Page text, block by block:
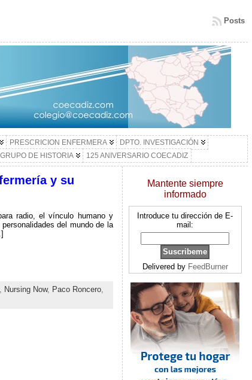
Posts
PRESCRICION ENFERMERA
DPTO. INVESTIGACIÓN
GRUPO DE HISTORIA 125 ANIVERSARIO COECADIZ
y su
radio, el vínculo humano y
del mundo de la
Nursing Now, Paco Roncero,
Mantente siempre
informado
Introduce tu dirección de E-
mail:
Delivered by FeedBurner